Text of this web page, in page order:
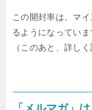
この開封率は、マ
るようになっていま
（このあと、詳し